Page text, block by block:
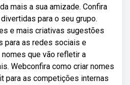
mais a sua amizade. Confira
para o seu grupo.
e mais criativas sugestões
para as redes sociais e
que vão refletir a
Webconfira como criar nomes
para as competições internas